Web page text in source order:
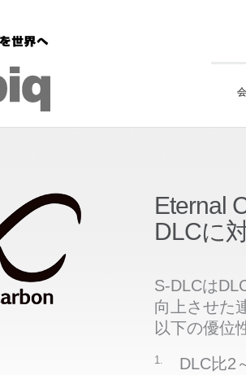
Eternal
DLCに
S-DLCは
向上させた
以下の優位
1. DLC比2